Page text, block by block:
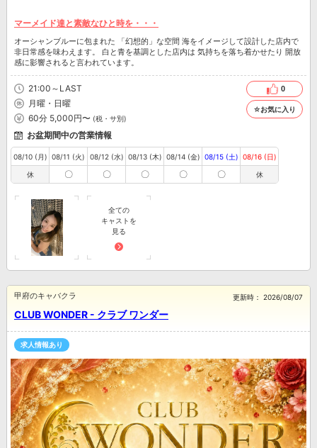
マーメイド達と素敵なひと時を・・・
オーシャンブルーに包まれた 「幻想的」な空間 海をイメージして設計した店内で
非日常感を味わえます。 白と青を基調とした店内は 気持ちを落ち着かせたり 開放
感に影響されると言われています。
21:00～LAST
月曜・日曜
60分 5,000円〜 (税・サ別)
0
☆お気に入り
お盆期間中の営業情報
08/10 (月)
休
08/11 (火)
〇
08/12 (水)
〇
08/13 (木)
〇
08/14 (金)
〇
08/15 (土)
〇
08/16 (日)
休
全ての
キャストを
見る
CLUB WONDER - クラブ ワンダー
甲府のキャバクラ 更新時： 2026/08/07
求人情報あり